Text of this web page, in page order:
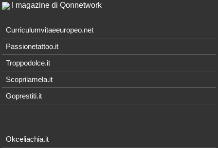
I magazine di Qonnetwork
Curriculumvitaeeuropeo.net
Passionetattoo.it
Troppodolce.it
Scoprilamela.it
Goprestiti.it
Okceliachia.it